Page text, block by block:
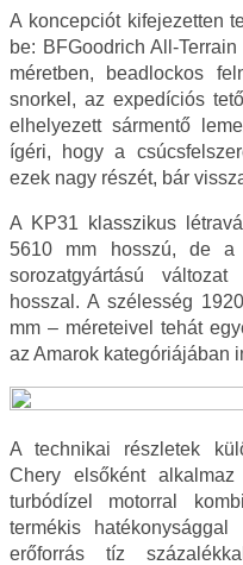
A koncepciót kifejezetten
be: BFGoodrich
méretben, beadlockos
snorkel, az expedíciós
elhelyezett sármentő
ígéri, hogy a
ezek nagy részét, bár
A KP31 klasszikus
5610 mm hosszú, de a
sorozatgyártású
hosszal. A szélesség
mm – méreteivel tehát
az Amarok kategóriájában
A technikai részletek
Chery elsőként
turbódízel motorral
termékis
erőforrás tíz